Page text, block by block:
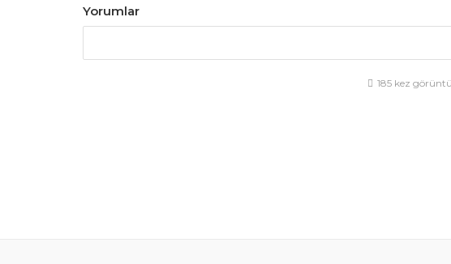
Yorumlar
185 kez